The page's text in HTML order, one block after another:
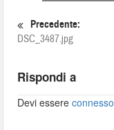
Precedente:
DSC_3487.jpg
Rispondi a
Devi essereconnesso